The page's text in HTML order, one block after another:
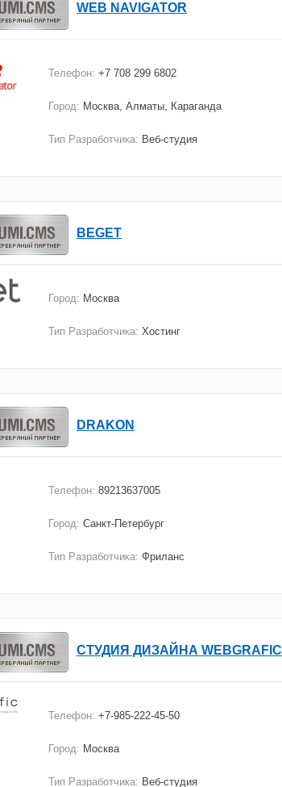
WEB NAVIGATOR
Телефон: +7 708 299 6802
Город: Москва, Алматы, Караганда
Тип Разработчика: Веб-студия
BEGET
Город: Москва
Тип Разработчика: Хостинг
DRAKON
Телефон: 89213637005
Город: Санкт-Петербург
Тип Разработчика: Фриланс
СТУДИЯ ДИЗАЙНА WEBGRAFIC
Телефон: +7-985-222-45-50
Город: Москва
Тип Разработчика: Веб-студия